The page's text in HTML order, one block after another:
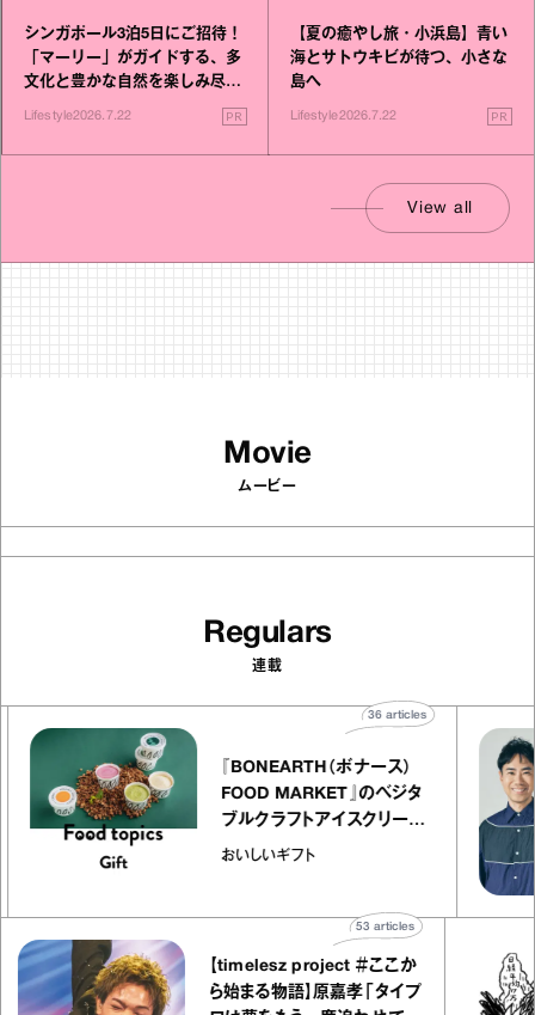
シンガポール3泊5日にご招待！
「マーリー」がガイドする、多
文化と豊かな自然を楽しみ尽く
Lifestyle2026.7.22 PR
【夏の癒やし旅・小浜島】青い
海とサトウキビが待つ、小さな
島へ
Lifestyle2026.7.22 PR
View all
Movie
ムービー
Regulars
連載
『BONEARTH（ボナース）
FOOD MARKET』のベジタ
ブルクラフトアイスクリーム
｜真野知子の「おいしいギフ
おいしいギフト
36articles
【timelesz project ＃ここか
ら始まる物語】原嘉孝「タイプ
articles